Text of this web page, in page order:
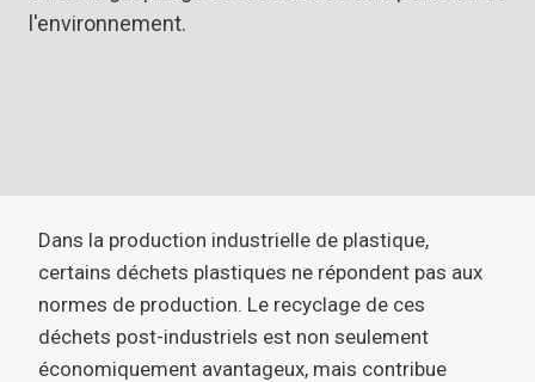
l'environnement.
Dans la production industrielle de plastique,
certains déchets plastiques ne répondent pas aux
normes de production. Le recyclage de ces
déchets post-industriels est non seulement
économiquement avantageux, mais contribue